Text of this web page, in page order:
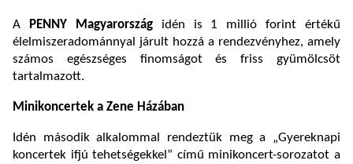
A PENNY Magyarországidén is 1 millió forint értékű
élelmiszeradománnyal járult hozzá a rendezvényhez, amely
számos egészséges finomságot és friss gyümölcsöt
tartalmazott.
Minikoncertek a Zene Házában
Idén második alkalommal rendeztük meg a „Gyereknapi
koncertek ifjú tehetségekkel” című minikoncert-sorozatot a